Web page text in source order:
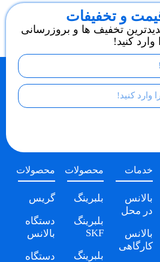
و تخفیفات
تخفیف ها و بروزرسانی
کنید!
خدمات
بالانس
در محل
بالانس
کارگاهی
محصولات
بلبرینگ
بلبرینگ
SKF
بلبرینگ
محصولات
گریس
دستگاه
بالانس
دستگاه